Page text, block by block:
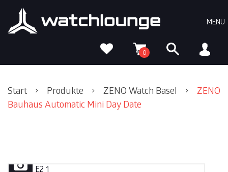
Skip
primary
Skip
content
Skip
footer
0
MENU
Start Produkte ZENO Watch Basel
ZENO
Bauhaus Automatic Mini Day Date